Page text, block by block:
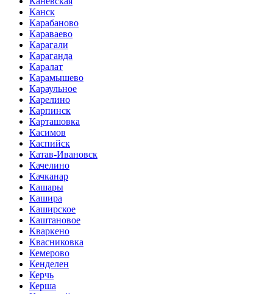
Канск
Карабаново
Караваево
Карагали
Караганда
Каралат
Карамышево
Караульное
Карелино
Карпинск
Карташовка
Касимов
Каспийск
Катав-Ивановск
Качелино
Качканар
Кашары
Кашира
Каширское
Каштановое
Кваркено
Квасниковка
Кемерово
Кенделен
Керчь
Керша